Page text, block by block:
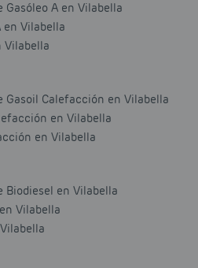
A en Vilabella
en Vilabella
Vilabella
Gasoil Calefacción en Vilabella
en Vilabella
en Vilabella
Biodiesel en Vilabella
Vilabella